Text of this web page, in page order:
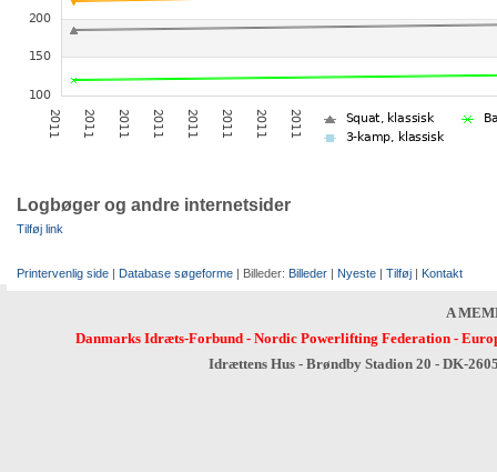
Logbøger og andre internetsider
Tilføj link
Printervenlig side | Database søgeforme | Billeder: Billeder | Nyeste | Tilføj | Kontakt
A
Danmarks Idræts-Forbund- Nordic Powerlifting Federation-
Idrættens Hus - Brøndby Stadion 20 - DK-